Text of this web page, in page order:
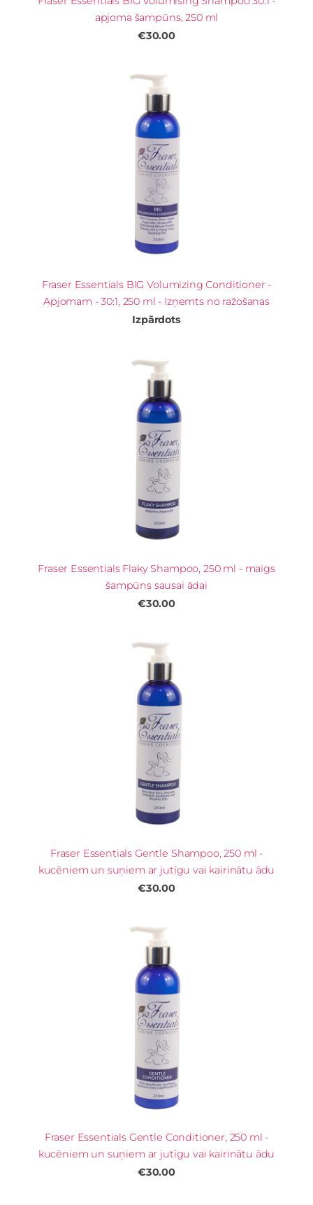
apjoma šampūns, 250 ml
€30.00
Fraser Essentials BIG Volumizing Conditioner -
Apjomam - 30:1, 250 ml - Izņemts no ražošanas
Izpārdots
Fraser Essentials Flaky Shampoo, 250 ml - maigs
šampūns sausai ādai
€30.00
Fraser Essentials Gentle Shampoo, 250 ml -
kucēniem un suņiem ar jutīgu vai kairinātu ādu
€30.00
Fraser Essentials Gentle Conditioner, 250 ml -
kucēniem un suņiem ar jutīgu vai kairinātu ādu
€30.00